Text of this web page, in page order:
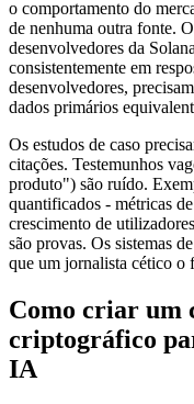
o comportamento do
de nenhuma outra fonte.
desenvolvedores da
consistentemente em
desenvolvedores,
dados primários
Os estudos de caso
citações. Testemunhos
produto") são ruído.
quantificados - métricas
crescimento de
são provas. Os sistemas
que um jornalista cético o
Como criar um
criptográfico
IA